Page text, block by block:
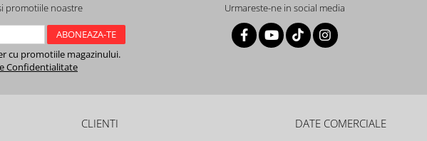
promotiile noastre
cu promotiile magazinului.
Confidentialitate
Urmareste-ne in social media
CLIENTI DATE COMERCIALE